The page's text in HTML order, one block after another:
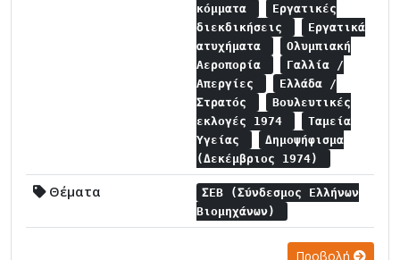
κόμματα
Εργατικές
διεκδικήσεις
Εργατικά
ατυχήματα
Ολυμπιακή
Αεροπορία
Γαλλία /
Απεργίες
Ελλάδα /
Στρατός
Βουλευτικές
εκλογές 1974
Ταμεία
Υγείας
Δημοψήφισμα
(Δεκέμβριος 1974)
Θέματα
ΣΕΒ (Σύνδεσμος Ελλήνων
Βιομηχάνων)
Προβολή